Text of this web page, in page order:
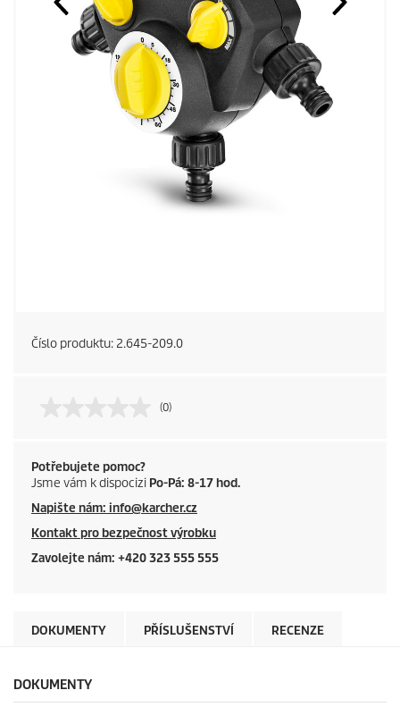
Číslo produktu: 2.645-209.0
(0)
Potřebujete pomoc?
Jsme vám k dispocizi Po-Pá: 8-17 hod.
Napište nám: info@karcher.cz
Kontakt pro bezpečnost výrobku
Zavolejte nám: +420 323 555 555
DOKUMENTY PŘÍSLUŠENSTVÍ RECENZE
DOKUMENTY